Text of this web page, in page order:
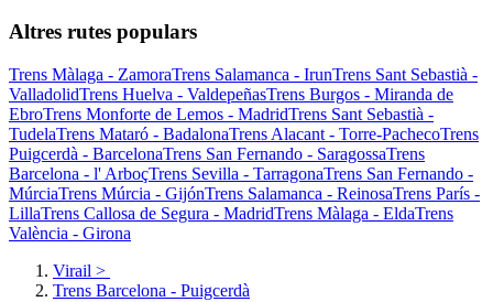
Altres rutes populars
Trens Màlaga - ZamoraTrens Salamanca - IrunTrens Sant Sebastià -
ValladolidTrens Huelva - ValdepeñasTrens Burgos - Miranda de
EbroTrens Monforte de Lemos - MadridTrens Sant Sebastià -
TudelaTrens Mataró - BadalonaTrens Alacant - Torre-PachecoTrens
Puigcerdà - BarcelonaTrens San Fernando - SaragossaTrens
Barcelona - l' ArboçTrens Sevilla - TarragonaTrens San Fernando -
MúrciaTrens Múrcia - GijónTrens Salamanca - ReinosaTrens París -
LillaTrens Callosa de Segura - MadridTrens Màlaga - EldaTrens
València - Girona
Virail >
Trens Barcelona - Puigcerdà